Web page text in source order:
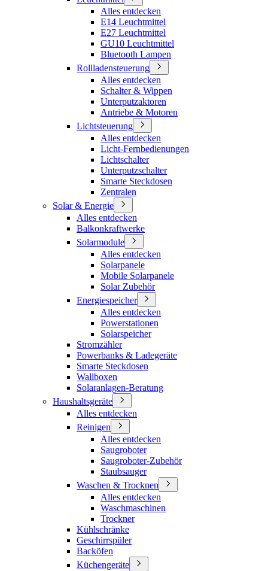
Alles entdecken
E14 Leuchtmittel
E27 Leuchtmittel
GU10 Leuchtmittel
Bluetooth Lampen
Rollladensteuerung
Alles entdecken
Schalter & Wippen
Unterputzaktoren
Antriebe & Motoren
Lichtsteuerung
Alles entdecken
Licht-Fernbedienungen
Lichtschalter
Unterputzschalter
Smarte Steckdosen
Zentralen
Solar & Energie
Alles entdecken
Balkonkraftwerke
Solarmodule
Alles entdecken
Solarpanele
Mobile Solarpanele
Solar Zubehör
Energiespeicher
Alles entdecken
Powerstationen
Solarspeicher
Stromzähler
Powerbanks & Ladegeräte
Smarte Steckdosen
Wallboxen
Solaranlagen-Beratung
Haushaltsgeräte
Alles entdecken
Reinigen
Alles entdecken
Saugroboter
Saugroboter-Zubehör
Staubsauger
Waschen & Trocknen
Alles entdecken
Waschmaschinen
Trockner
Kühlschränke
Geschirrspüler
Backöfen
Küchengeräte